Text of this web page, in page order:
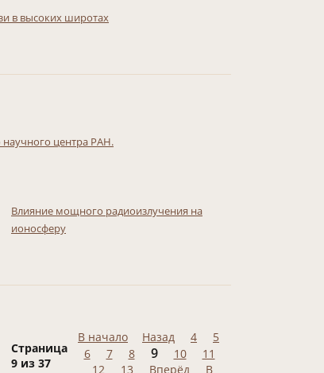
в высоких широтах
научного центра РАН.
Влияние мощного радиоизлучения на
ионосферу
Страница
9 из 37
В начало Назад 4
5
6
7 8 9 10
11
12
13 Вперёд
В